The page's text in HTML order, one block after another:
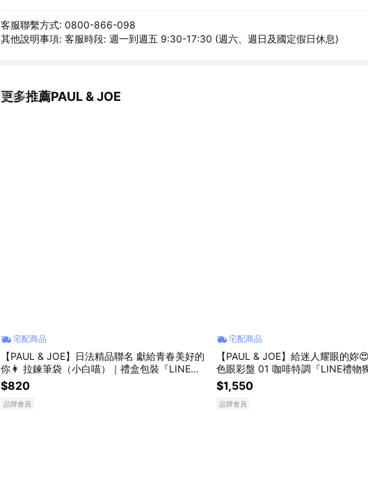
客服聯繫方式: 0800-866-098
其他說明事項: 客服時段: 週一到週五 9:30-17:30 (週六、週日及國定假日休息)
更多推薦PAUL & JOE
看更多
宅配商品
【PAUL & JOE】日法精品聯名 獻給青春美好的
你👩 拉鍊筆袋（小白喵）｜禮盒包裝『LINE禮
物獨家組合』
$820
品牌會員
宅配商品
【PAUL & JOE】給迷人耀眼的妳
色眼彩盤 01 咖啡特調『LINE禮物
$1,550
品牌會員